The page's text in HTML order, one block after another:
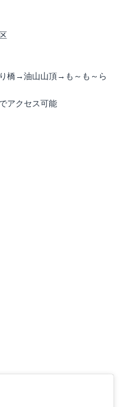
橋→油山山頂→も～も～ら
アクセス可能